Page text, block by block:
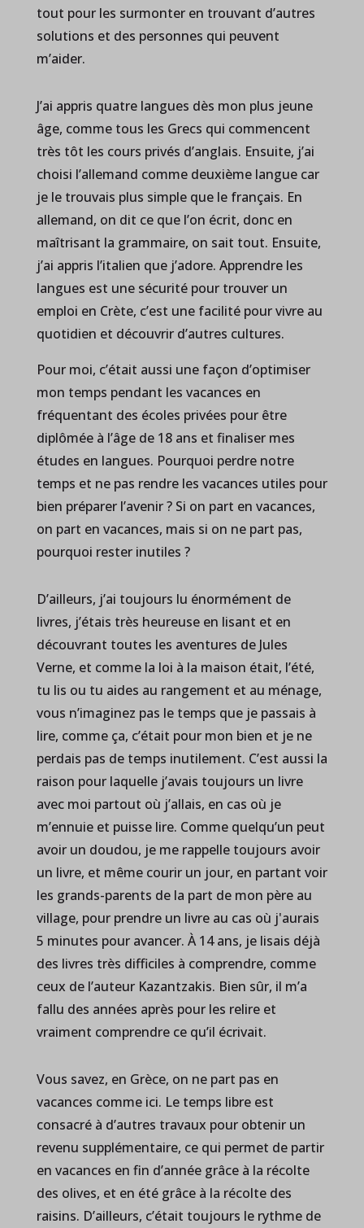
tout pour les surmonter en trouvant d’autres
solutions et des personnes qui peuvent
m’aider.
J’ai appris quatre langues dès mon plus jeune
âge, comme tous les Grecs qui commencent
très tôt les cours privés d’anglais. Ensuite, j’ai
choisi l’allemand comme deuxième langue car
je le trouvais plus simple que le français. En
allemand, on dit ce que l’on écrit, donc en
maîtrisant la grammaire, on sait tout. Ensuite,
j’ai appris l’italien que j’adore. Apprendre les
langues est une sécurité pour trouver un
emploi en Crète, c’est une facilité pour vivre au
quotidien et découvrir d’autres cultures.
Pour moi, c’était aussi une façon d’optimiser
mon temps pendant les vacances en
fréquentant des écoles privées pour être
diplômée à l’âge de 18 ans et finaliser mes
études en langues. Pourquoi perdre notre
temps et ne pas rendre les vacances utiles pour
bien préparer l’avenir ? Si on part en vacances,
on part en vacances, mais si on ne part pas,
pourquoi rester inutiles ?
D’ailleurs, j’ai toujours lu énormément de
livres, j’étais très heureuse en lisant et en
découvrant toutes les aventures de Jules
Verne, et comme la loi à la maison était, l’été,
tu lis ou tu aides au rangement et au ménage,
vous n’imaginez pas le temps que je passais à
lire, comme ça, c’était pour mon bien et je ne
perdais pas de temps inutilement. C’est aussi la
raison pour laquelle j’avais toujours un livre
avec moi partout où j’allais, en cas où je
m’ennuie et puisse lire. Comme quelqu’un peut
avoir un doudou, je me rappelle toujours avoir
un livre, et même courir un jour, en partant voir
les grands-parents de la part de mon père au
village, pour prendre un livre au cas où j'aurais
5 minutes pour avancer. À 14 ans, je lisais déjà
des livres très difficiles à comprendre, comme
ceux de l’auteur Kazantzakis. Bien sûr, il m’a
fallu des années après pour les relire et
vraiment comprendre ce qu’il écrivait.
Vous savez, en Grèce, on ne part pas en
vacances comme ici. Le temps libre est
consacré à d’autres travaux pour obtenir un
revenu supplémentaire, ce qui permet de partir
en vacances en fin d’année grâce à la récolte
des olives, et en été grâce à la récolte des
raisins. D’ailleurs, c’était toujours le rythme de